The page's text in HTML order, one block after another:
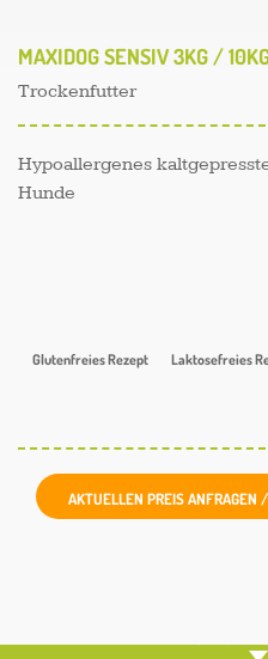
MAXIDOG SENSIV 3KG /
Trockenfutter
Hypoallergenes
Hunde
Glutenfreies Rezept Laktosefreies
AKTUELLEN PREIS ANFRAGEN